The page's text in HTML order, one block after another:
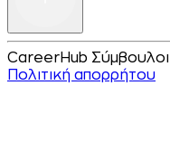
CareerHub
Πολιτική απορρήτου